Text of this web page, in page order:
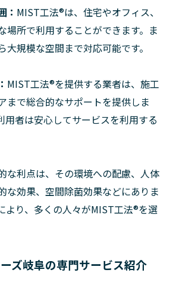
： MIST工法®は、住宅やオフィス、
場所で利用することができます。ま
大規模な空間まで対応可能です。
MIST工法®を提供する業者は、施工
まで総合的なサポートを提供しま
用者は安心してサービスを利用する
な利点は、その環境への配慮、人体
な効果、空間除菌効果などにありま
より、多くの人々がMIST工法®を選
ズ岐阜の専門サービス紹介